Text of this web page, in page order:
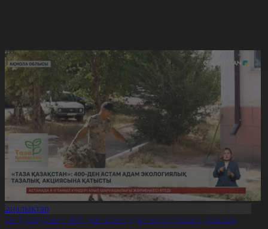
Қазақстан»: 400-ден астам адам экологиялық тазалық